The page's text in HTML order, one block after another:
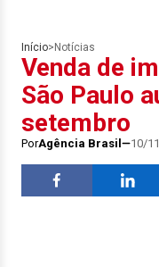
Início> Notícias
Venda de
São Paulo
setembro
PorAgência Brasil 10/